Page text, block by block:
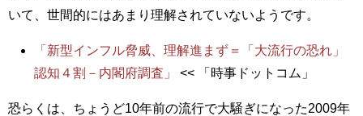
いて、世間的にはあまり理解されていないようです。
「新型インフル脅威、理解進まず＝「大流行の恐れ」
認知４割－内閣府調査」
<< 「時事ドットコム」
恐らくは、ちょうど10年前の流行で大騒ぎになった2009年